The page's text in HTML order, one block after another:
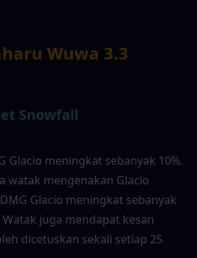
Wuwa 3.3
Snowfall
Glacio meningkat sebanyak 10%.
watak mengenakan Glacio
Glacio meningkat sebanyak
Watak juga mendapat kesan
dicetuskan sekali setiap 25